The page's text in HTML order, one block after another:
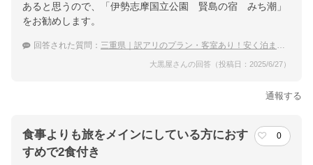
あると思うので、「伊勢志摩国立公園 賢島の宿 みち潮」
をお勧めします。
回答された質問： 三重県｜訳アリのプラン・客室あり！安く泊まれる宿のおすすめは？
大黒屋さんの回答（投稿日：2025/6/27）
通報する
食事よりも旅をメインにしている方におす
すめで2食付き
0